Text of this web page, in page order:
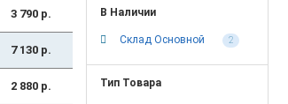
3 790 р.
7 130 р.
2 880 р.
В Наличии
Склад Основной 2
Тип Товара